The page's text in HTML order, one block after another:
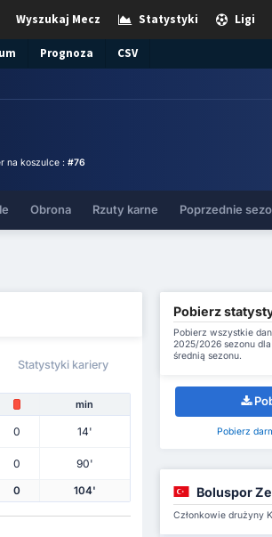
Ligi
Statystyki
Wyszukaj Mecz
Prognoza CSV
na koszulce : #76
Obrona Rzuty karne Poprzednie
Statystyki kariery
min
0 14'
0 90'
0 104'
Pobierz
Pobierz wszystkie
2025/2026 sezonu
średnią sezonu.
Pobierz
Boluspor
Członkowie drużyny